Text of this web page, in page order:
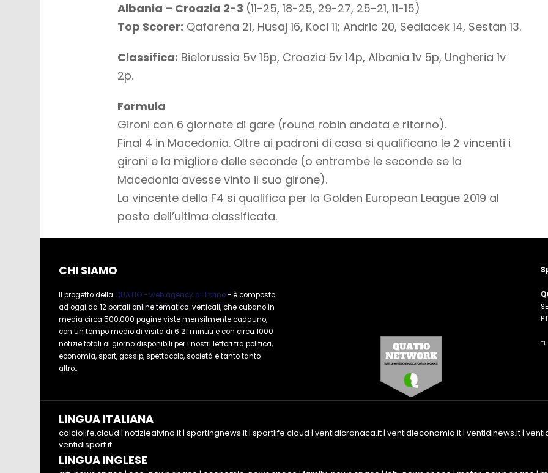
Albania – Croazia 2-3 (11-25, 18-25, 29-27, 25-21, 11-15)
Top Scorer: Qafarena 21, Husaj 16, Koci 11; Andric 20, Sedlacek 14, Sestan 13.
Classifica: Bielorussia 5v 15p, Croazia 5v 14p, Albania 1v 5p, Ungheria 1v
2p.
Formula
Gironi con 6 giornate di gare (round robin andata e ritorno).
Final 4 in Macedonia. Oltre ai padroni di casa si qualificano le 2 vincenti i
gironi e la migliore delle seconde (o entrambe le seconde se la
Macedonia avesse vinto il suo girone).
La vincente della F4 si qualifica per la Golden European League 2019 al
posto dell’ultima classificata.
CHI SIAMO
Il progetto della QUATIO - web agency di Torino- è composto
ad oggi da 12 portali online tematico-verticali, che cubano in
media circa 500.000 pagine viste mensilmente cadauno,
con un tempo medio di visita di 6:21 minuti e con circa 1000
notizie totali al giorno disponibili per i nostri lettori tra politica,
economia, sport, gossip, spettacolo, società e tanto tanto
altro...
LINGUA ITALIANA
calciolife.cloud | notiziealvino.it| sportingnews.it| sportlife.cloud | ventidicronaca.it| ventidieconomia.it| ventidinews.it|
ventidisport.it
LINGUA INGLESE